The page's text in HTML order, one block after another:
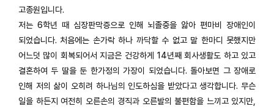
고종원입니다.
저는 6학년 때 심장판막증으로 인해 뇌졸중을 앓아 편마비 장애인이
되었습니다. 처음에는 손가락 하나 까닥할 수 없고 말 한마디 못했지만
어느덧 많이 회복되어서 지금은 건강하게 14년째 회사생활도 하고 있고
결혼하여 두 딸을 둔 한가정의 가장이 되었습니다. 돌아보면 그 장애로
인해 저의 삶이 오히려 하나님의 인도하심을 받았다고 생각합니다. 무슨
일을 하든지 여전히 오른손의 경직과 오른발의 불편함을 느끼고 있지만,